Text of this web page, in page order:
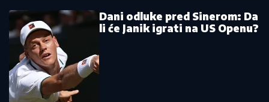
Dani odluke pred Sinerom: Da
li će Janik igrati na US Openu?